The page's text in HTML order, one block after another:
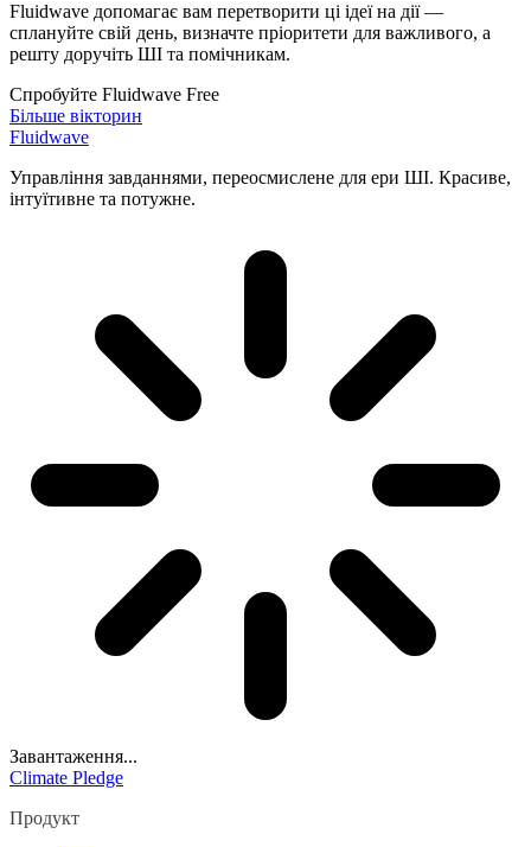
Fluidwave допомагає вам перетворити ці ідеї на дії —
сплануйте свій день, визначте пріоритети для важливого, а
решту доручіть ШІ та помічникам.
Спробуйте Fluidwave Free
Більше вікторин
Fluidwave
Управління завданнями, переосмислене для ери ШІ. Красиве,
інтуїтивне та потужне.
Завантаження...
Climate Pledge
Продукт